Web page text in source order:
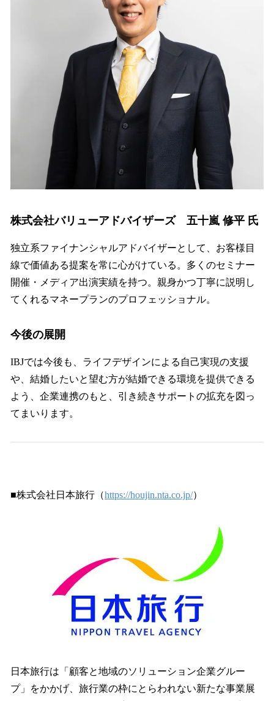
株式会社バリューアドバイザーズ 五十嵐 修平 氏
独立系ファイナンシャルアドバイザーとして、お客様目
線で価値ある提案を常に心がけている。多くのセミナー
開催・メディア出演実績を持つ。親身かつ丁寧に説明し
てくれるマネープランのプロフェッショナル。
今後の展開
IBJでは今後も、ライフデザインによる自己実現の支援
や、結婚したいと望む方が結婚できる環境を提供できる
よう、企業連携のもと、引き続きサポートの拡充を図っ
てまいります。
■株式会社日本旅行（https://houjin.nta.co.jp/）
日本旅行は「顧客と地域のソリューション企業グルー
プ」をかかげ、旅行業の枠にとらわれない新たな事業展